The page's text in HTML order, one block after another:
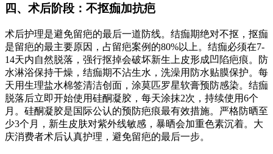
四、术后阶段：不抠痂加抗疤
术后护理是避免留疤的最后一道防线。结痂期绝对不抠，抠痂
是留疤的最主要原因，占留疤案例的80%以上。结痂必须在7-
14天内自然脱落，强行抠掉会破坏新生上皮形成凹陷疤痕。防
水淋浴保持干燥，结痂期不沾生水，洗澡用防水贴膜保护。每
天用生理盐水棉签清洁创面，涂莫匹罗星软膏预防感染。结痂
脱落后立即开始使用硅酮凝胶，每天涂抹2次，持续使用6个
月。硅酮凝胶是国际公认的预防疤痕最有效措施。严格防晒至
少3个月，新生皮肤对紫外线敏感，暴晒会加重色素沉着。大
庆消费者术后认真护理，避免留疤的最后一步。